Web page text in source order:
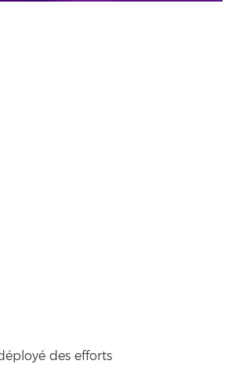
des efforts